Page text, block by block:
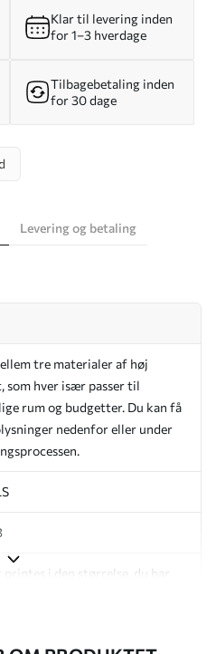
Klar til levering inden
for 1–3 hverdage
Tilbagebetaling inden
for 30 dage
Levering og betaling
tre materialer af høj
som hver især passer til
rum og budgetter. Du kan få
nedenfor eller under
printes i den størrelse, du har